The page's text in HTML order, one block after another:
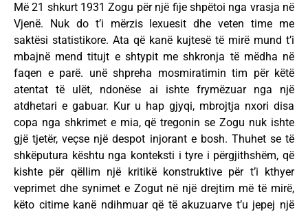
Më 21 shkurt 1931 Zogu për një fije shpëtoi nga vrasja në
Vjenë. Nuk do t’i mërzis lexuesit dhe veten time me
saktësi statistikore. Ata që kanë kujtesë të mirë mund t’i
mbajnë mend titujt e shtypit me shkronja të mëdha në
faqen e parë. unë shpreha mosmiratimin tim për këtë
atentat të ulët, ndonëse ai ishte frymëzuar nga një
atdhetari e gabuar. Kur u hap gjyqi, mbrojtja nxori disa
copa nga shkrimet e mia, që tregonin se Zogu nuk ishte
gjë tjetër, veçse një despot injorant e bosh. Thuhet se të
shkëputura kështu nga konteksti i tyre i përgjithshëm, që
kishte për qëllim një kritikë konstruktive për t’i kthyer
veprimet dhe synimet e Zogut në një drejtim më të mirë,
këto citime kanë ndihmuar që të akuzuarve t’u jepej një